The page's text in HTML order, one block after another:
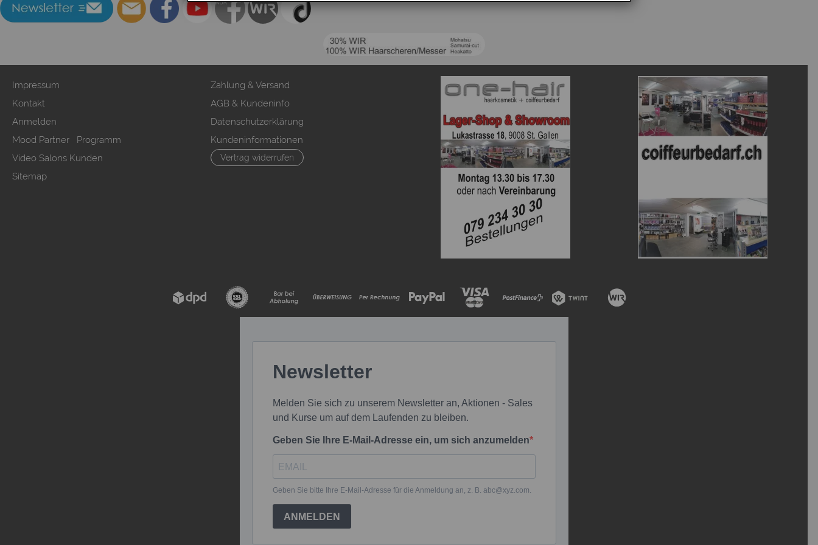
Impressum
Kontakt
Anmelden
Mood Partner Programm
Video Salons Kunden
Sitemap
Zahlung & Versand
AGB & Kundeninfo
Datenschutzerklärung
Kundeninformationen
Vertrag widerrufen